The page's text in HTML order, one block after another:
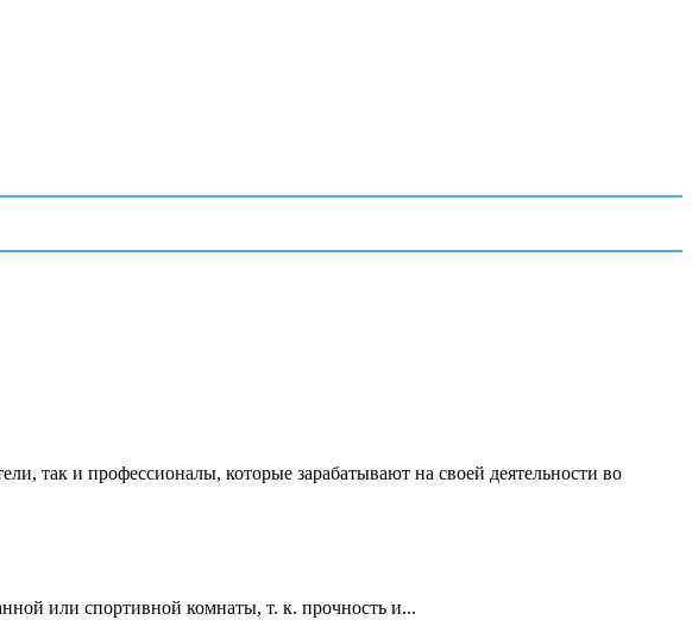
так и профессионалы, которые зарабатывают на своей деятельности во
или спортивной комнаты, т. к. прочность и...